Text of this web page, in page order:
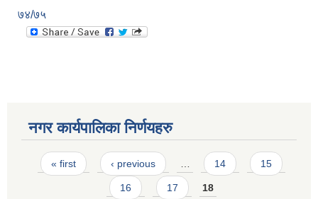
७४/७५
नगर कार्यपालिका निर्णयहरु
Pages
« first ‹ previous … 14 15
16 17 18